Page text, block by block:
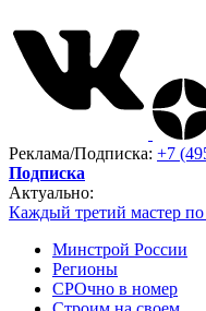
Реклама/Подписка: +7
Подписка
Актуально:
Каждый третий мастер по
Минстрой России
Регионы
СРОчно в номер